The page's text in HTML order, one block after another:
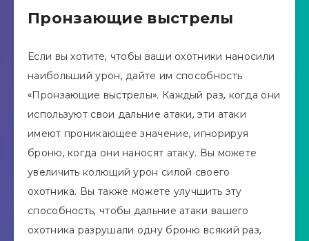
Пронзающие выстрелы
Если вы хотите, чтобы ваши охотники наносили
наибольший урон, дайте им способность
«Пронзающие выстрелы». Каждый раз, когда они
используют свои дальние атаки, эти атаки
имеют проникающее значение, игнорируя
броню, когда они наносят атаку. Вы можете
увеличить колющий урон силой своего
охотника. Вы также можете улучшить эту
способность, чтобы дальние атаки вашего
охотника разрушали одну броню всякий раз,